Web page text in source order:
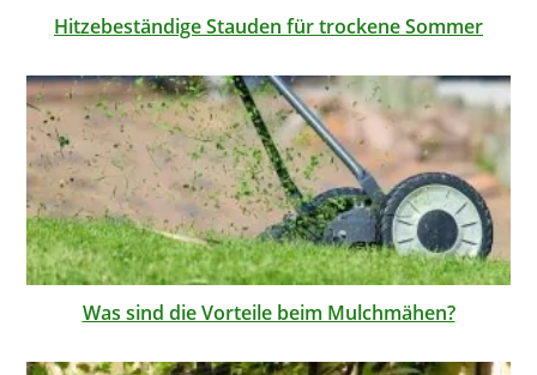
Hitzebeständige Stauden für trockene Sommer
Was sind die Vorteile beim Mulchmähen?